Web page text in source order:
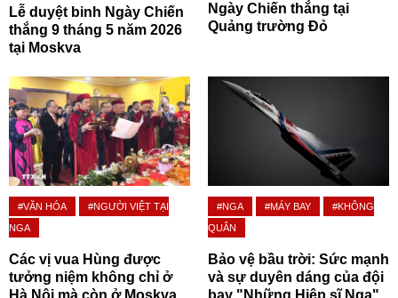
Lễ duyệt binh Ngày Chiến
thắng 9 tháng 5 năm 2026
tại Moskva
Ngày Chiến thắng tại
Quảng trường Đỏ
#VĂN HÓA
#NGƯỜI VIỆT TẠI
NGA
Các vị vua Hùng được
tưởng niệm không chỉ ở
Hà Nội mà còn ở Moskva
#NGA #MÁY BAY
#KHÔNG
QUÂN
Bảo vệ bầu trời: Sức mạnh
và sự duyên dáng của đội
bay "Những Hiệp sĩ Nga"